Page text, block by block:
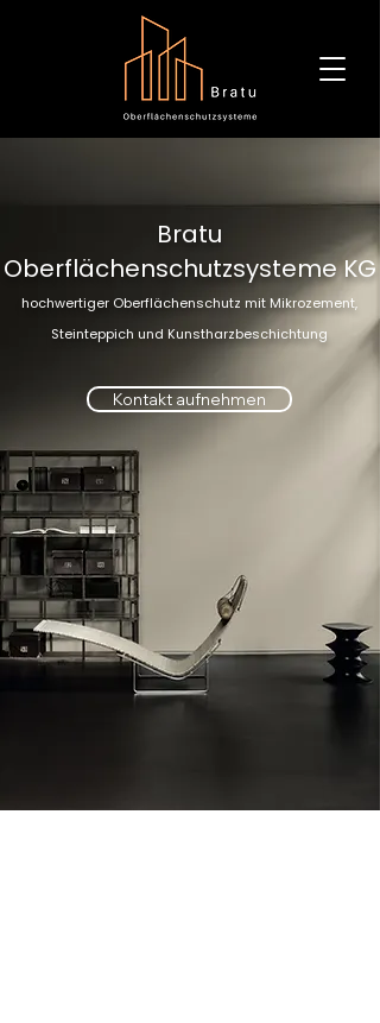
Bratu
Oberflächenschutzsysteme KG
hochwertiger Oberflächenschutz mit Mikrozement,
Steinteppich und Kunstharzbeschichtung
Kontakt aufnehmen